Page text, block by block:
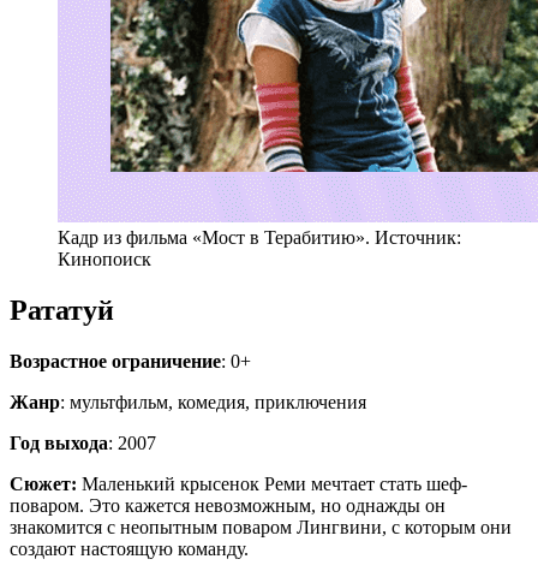
Кадр из фильма «Мост в Терабитию». Источник:
Кинопоиск
Рататуй
Возрастное ограничение: 0+
Жанр: мультфильм, комедия, приключения
Год выхода: 2007
Сюжет: Маленький крысенок Реми мечтает стать шеф-
поваром. Это кажется невозможным, но однажды он
знакомится с неопытным поваром Лингвини, с которым они
создают настоящую команду.